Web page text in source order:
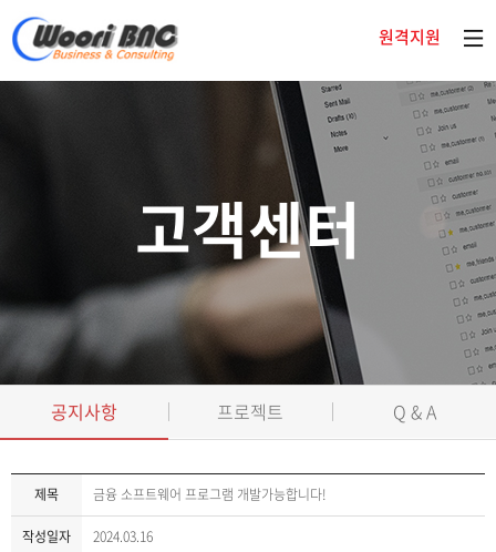
원격지원
고객센터
공지사항 프로젝트 Q & A
제목 금융 소프트웨어 프로그램 개발가능합니다!
작성일자 2024.03.16